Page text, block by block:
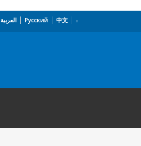
العربية Русский 中文